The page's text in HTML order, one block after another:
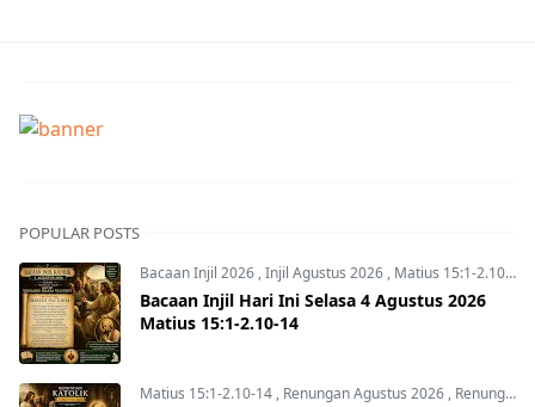
POPULAR POSTS
Bacaan Injil 2026 ,Injil Agustus 2026 , Matius 15:1-2.10-14
Bacaan Injil Hari Ini Selasa 4 Agustus 2026
Matius 15:1-2.10-14
Matius 15:1-2.10-14 , Renungan Agustus 2026 , Renungan Hari Ini